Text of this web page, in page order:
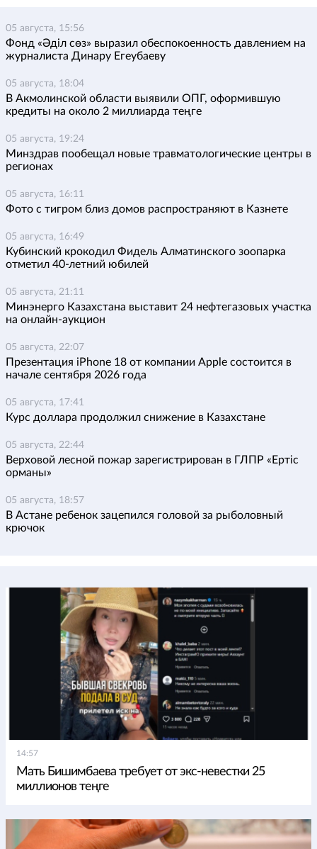
05 августа, 15:56
Фонд «Әділ сөз» выразил обеспокоенность давлением на
журналиста Динару Егеубаеву
05 августа, 18:04
В Акмолинской области выявили ОПГ, оформившую
кредиты на около 2 миллиарда теңге
05 августа, 19:24
Минздрав пообещал новые травматологические центры в
регионах
05 августа, 16:11
Фото с тигром близ домов распространяют в Казнете
05 августа, 16:49
Кубинский крокодил Фидель Алматинского зоопарка
отметил 40-летний юбилей
05 августа, 21:11
Минэнерго Казахстана выставит 24 нефтегазовых участка
на онлайн-аукцион
05 августа, 22:07
Презентация iPhone 18 от компании Apple состоится в
начале сентября 2026 года
05 августа, 17:41
Курс доллара продолжил снижение в Казахстане
05 августа, 22:44
Верховой лесной пожар зарегистрирован в ГЛПР «Ертіс
орманы»
05 августа, 18:57
В Астане ребенок зацепился головой за рыболовный
крючок
14:57
Мать Бишимбаева требует от экс-невестки 25
миллионов теңге